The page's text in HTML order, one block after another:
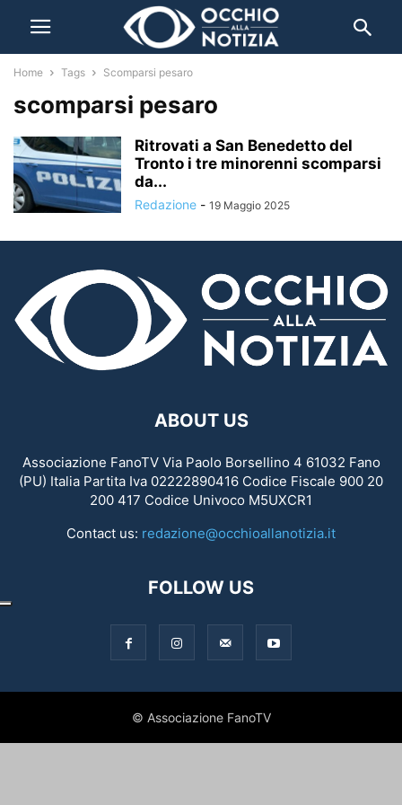
Home Tags Scomparsi pesaro
scomparsi pesaro
Ritrovati a San Benedetto del
Tronto i tre minorenni scomparsi
da...
Redazione - 19 Maggio 2025
ABOUT US
Associazione FanoTV Via Paolo Borsellino 4 61032 Fano
(PU) Italia Partita Iva 02222890416 Codice Fiscale 900 20
200 417 Codice Univoco M5UXCR1
Contact us: redazione@occhioallanotizia.it
FOLLOW US
© Associazione FanoTV